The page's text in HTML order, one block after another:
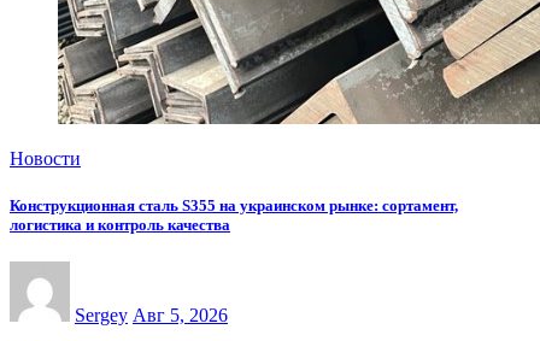
Новости
Конструкционная сталь S355 на украинском рынке: сортамент,
логистика и контроль качества
Sergey Авг 5, 2026